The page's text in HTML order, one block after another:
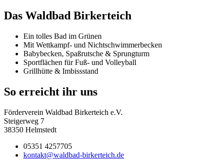
Das Waldbad Birkerteich
Ein tolles Bad im Grünen
Mit Wettkampf- und Nichtschwimmerbecken
Babybecken, Spaßrutsche & Sprungturm
Sportflächen für Fuß- und Volleyball
Grillhütte & Imbissstand
So erreicht ihr uns
Förderverein Waldbad Birkerteich e.V.
Steigerweg 7
38350 Helmstedt
05351 4257705
kontakt@waldbad-birkerteich.de